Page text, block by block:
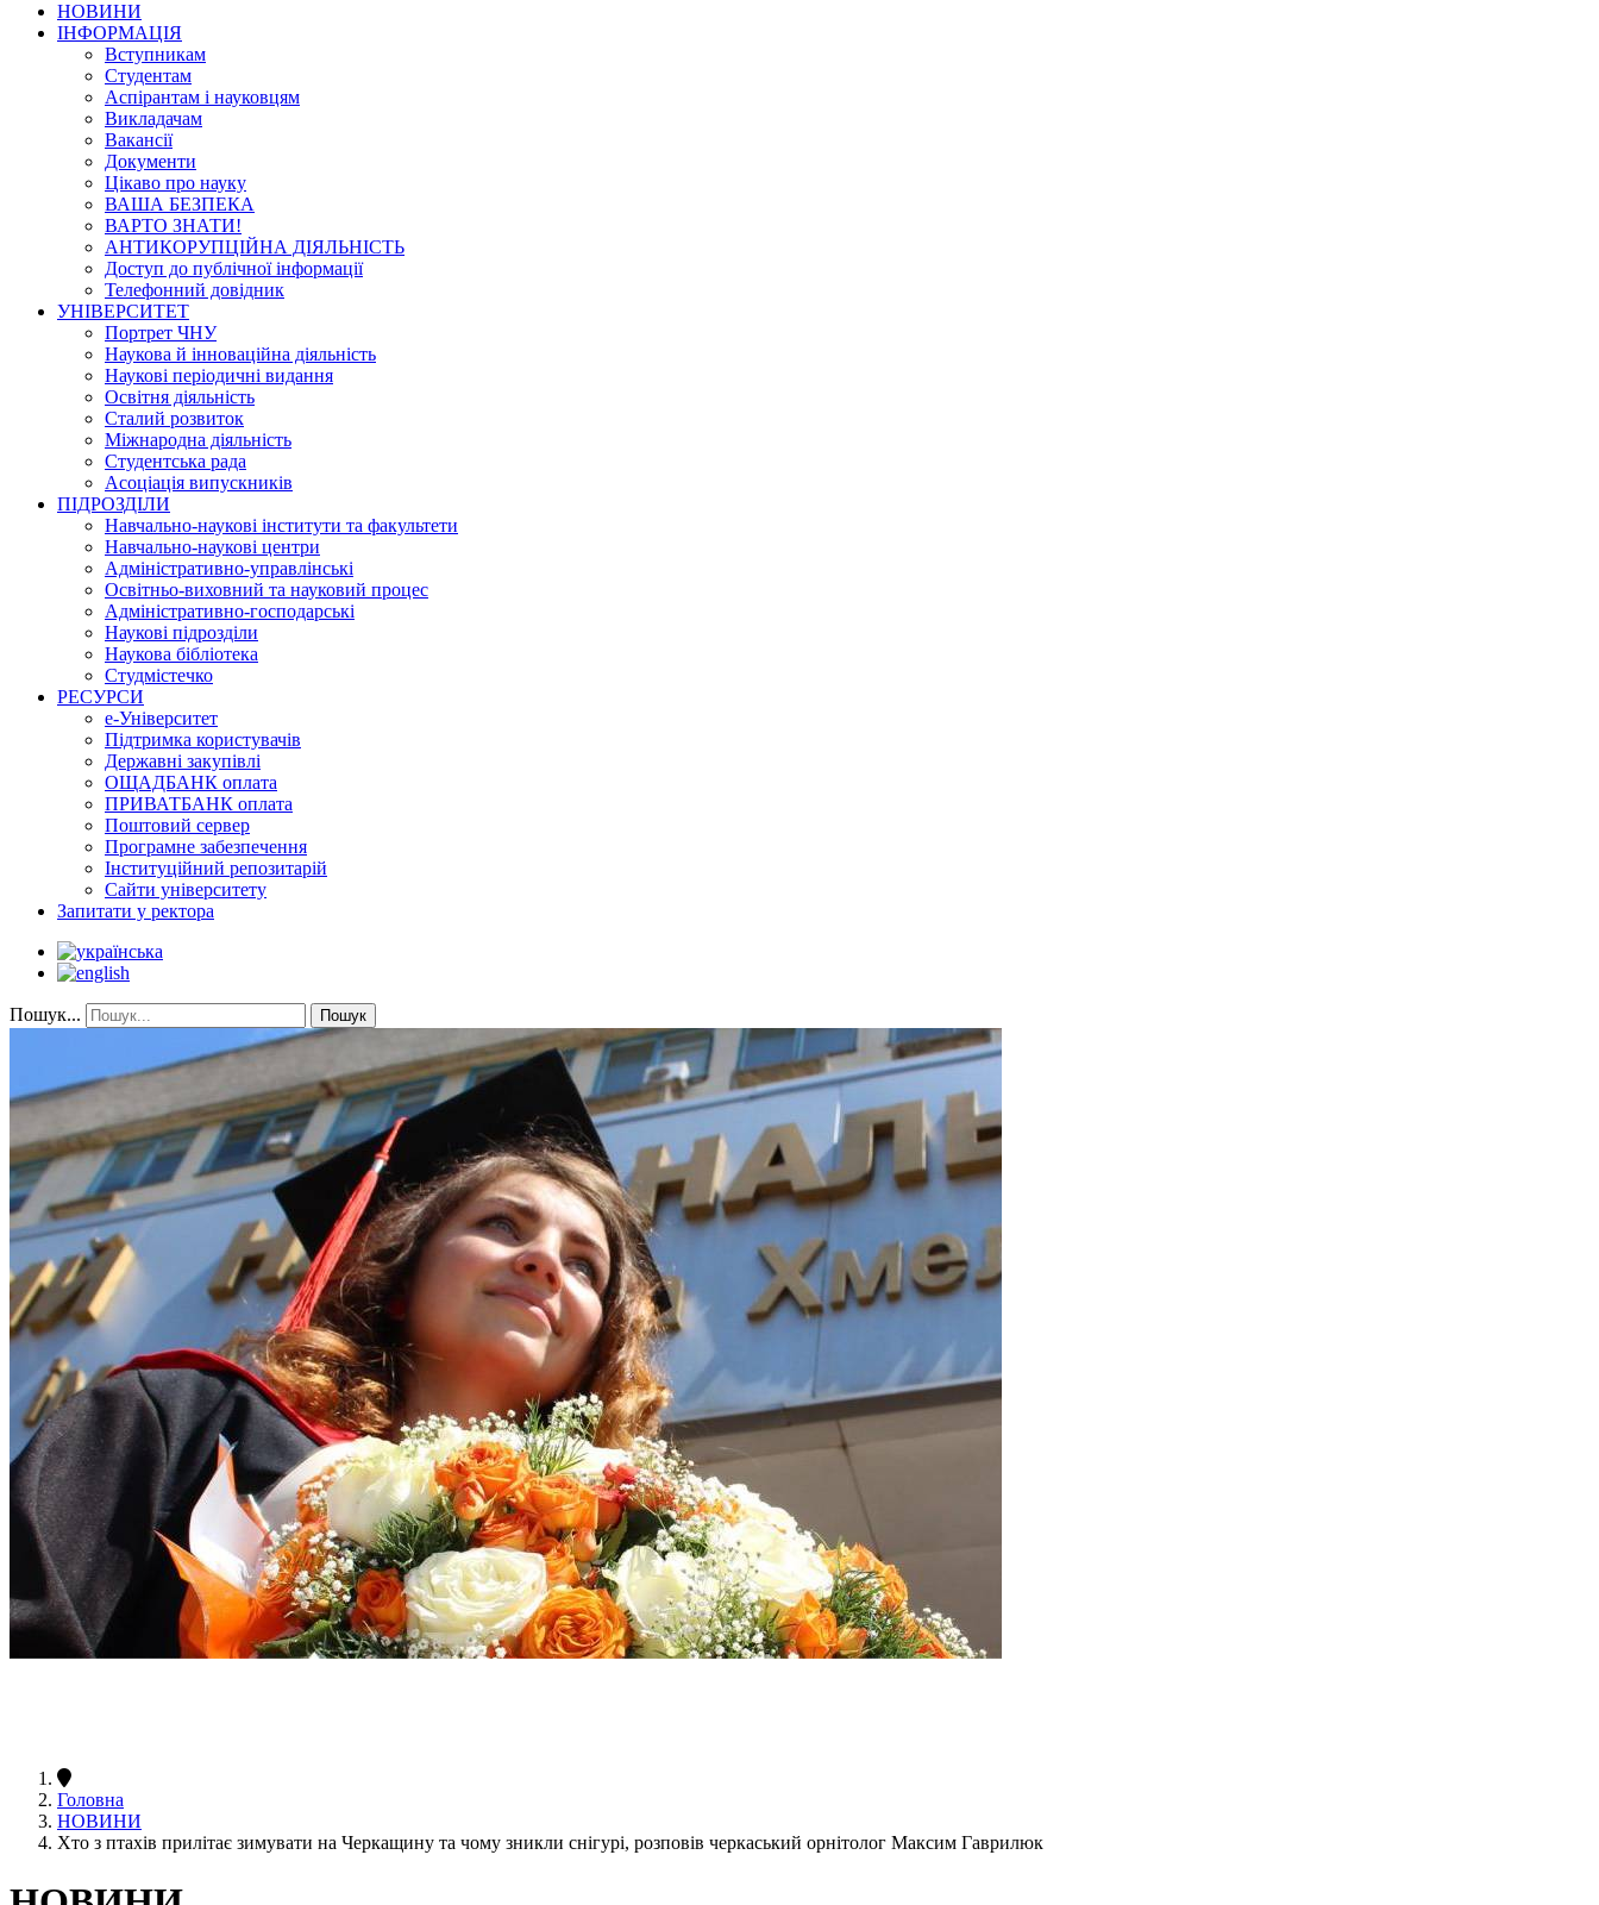
НОВИНИ
ІНФОРМАЦІЯ
Вступникам
Студентам
Аспірантам і науковцям
Викладачам
Вакансії
Документи
Цікаво про науку
ВАША БЕЗПЕКА
ВАРТО ЗНАТИ!
АНТИКОРУПЦІЙНА ДІЯЛЬНІСТЬ
Доступ до публічної інформації
Телефонний довідник
УНІВЕРСИТЕТ
Портрет ЧНУ
Наукова й інноваційна діяльність
Наукові періодичні видання
Освітня діяльність
Сталий розвиток
Міжнародна діяльність
Студентська рада
Асоціація випускників
ПІДРОЗДІЛИ
Навчально-наукові інститути та факультети
Навчально-наукові центри
Адміністративно-управлінські
Освітньо-виховний та науковий процес
Адміністративно-господарські
Наукові підрозділи
Наукова бібліотека
Студмістечко
РЕСУРСИ
е-Університет
Підтримка користувачів
Державні закупівлі
ОЩАДБАНК оплата
ПРИВАТБАНК оплата
Поштовий сервер
Програмне забезпечення
Інституційний репозитарій
Сайти університету
Запитати у ректора
Пошук... Пошук
Головна
НОВИНИ
Хто з птахів прилітає зимувати на Черкащину та чому зникли снігурі, розповів черкаський орнітолог Максим Гаврилюк